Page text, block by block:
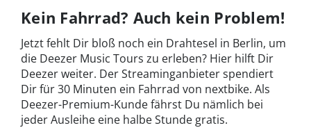
Kein Fahrrad? Auch kein Problem!
Jetzt fehlt Dir bloß noch ein Drahtesel in Berlin, um
die Deezer Music Tours zu erleben? Hier hilft Dir
Deezer weiter. Der Streaminganbieter spendiert
Dir für 30 Minuten ein Fahrrad von nextbike. Als
Deezer-Premium-Kunde fährst Du nämlich bei
jeder Ausleihe eine halbe Stunde gratis.